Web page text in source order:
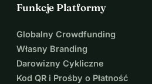
Funkcje Platformy
Globalny Crowdfunding
Własny Branding
Darowizny Cykliczne
Kod QR i Prośby o Płatność